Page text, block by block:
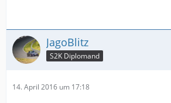
JagoBlitz
S2K Diplomand
14. April 2016 um 17:18